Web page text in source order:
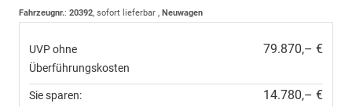
Fahrzeugnr.: 20392, sofort lieferbar , Neuwagen
UVP ohne
Überführungskosten
79.870,– €
Sie sparen:
14.780,– €